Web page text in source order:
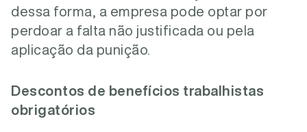
dessa forma, a empresa pode optar por
perdoar a falta não justificada ou pela
aplicação da punição.
Descontos de benefícios trabalhistas
obrigatórios